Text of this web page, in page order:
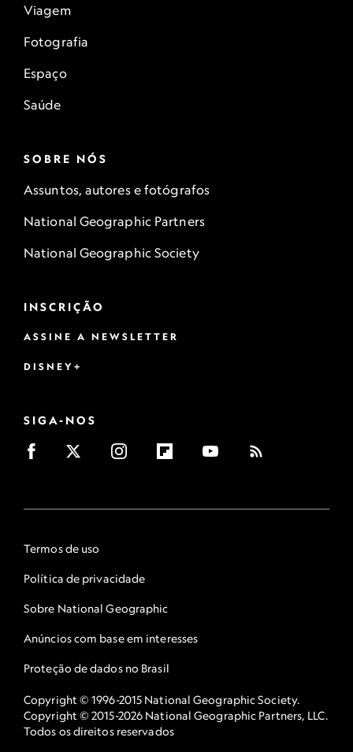
Viagem
Fotografia
Espaço
Saúde
SOBRE NÓS
Assuntos, autores e fotógrafos
National Geographic Partners
National Geographic Society
INSCRIÇÃO
ASSINE A NEWSLETTER
DISNEY+
SIGA-NOS
Termos de uso
Política de privacidade
Sobre National Geographic
Anúncios com base em interesses
Proteção de dados no Brasil
Copyright © 1996-2015 National Geographic Society.
Copyright © 2015-2026 National Geographic Partners, LLC.
Todos os direitos reservados